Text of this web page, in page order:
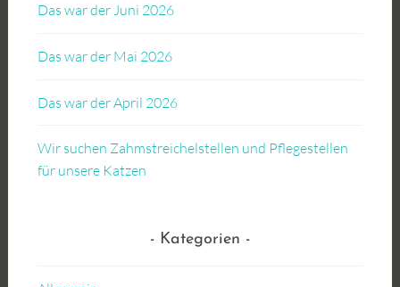
Das war der Juni 2026
Das war der Mai 2026
Das war der April 2026
Wir suchen Zahmstreichelstellen und Pflegestellen
für unsere Katzen
Kategorien